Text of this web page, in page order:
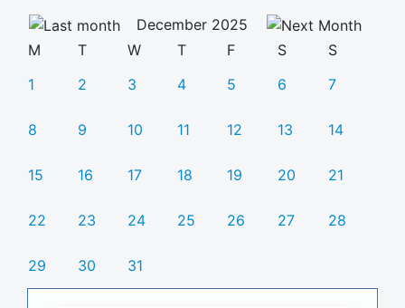
December 2025
M
T W T F S
S
1
2 3 4 5 6 7
8 9 10 11 12 13 14
15 16 17 18 19 20 21
22 23 24 25 26 27 28
29 30 31